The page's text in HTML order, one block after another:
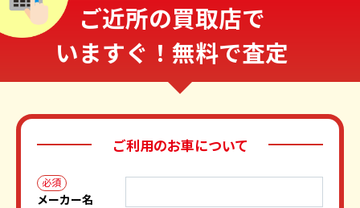
ご近所の買取店で
いますぐ！無料で査定
ご利用のお車について
必須
メーカー名